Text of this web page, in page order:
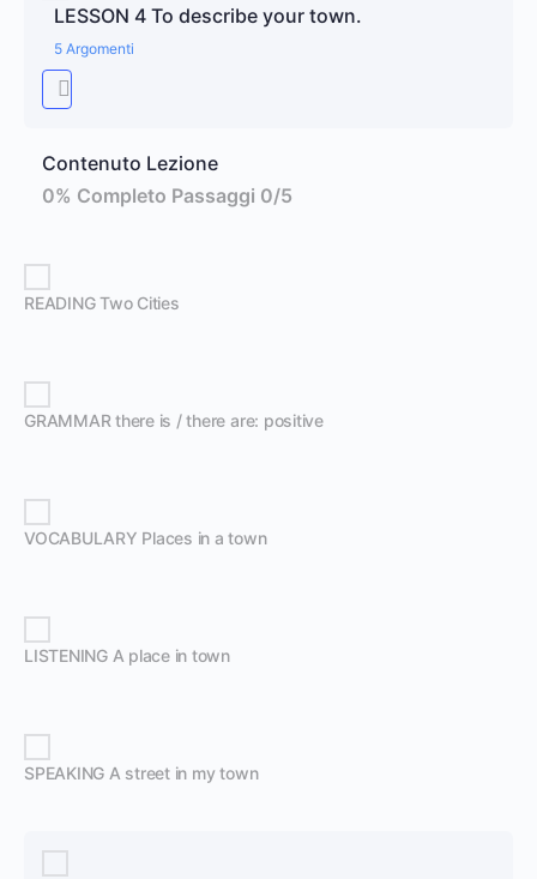
LESSON 4 To describe your town.
5 Argomenti
Contenuto Lezione
0% Completo Passaggi 0/5
READING Two Cities
GRAMMAR there is / there are: positive
VOCABULARY Places in a town
LISTENING A place in town
SPEAKING A street in my town